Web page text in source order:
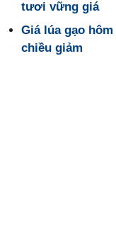
tươi vững giá
Giá lúa gạo
chiều giảm